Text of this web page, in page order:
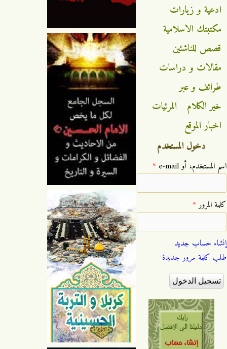
ادعية و زيارات
مكتبتك الاسلامية
قصص للناشئين
مقالات و دراسات
طرائف و عبر
خير الكلام
المرئيات
اخبار الموقع
دخول المستخدم
‏اسم المستخدم، أو e-mail ‏ *
‏كلمة المرور ‏*
إنشاء حساب جديد
طلب كلمة مرور جديدة